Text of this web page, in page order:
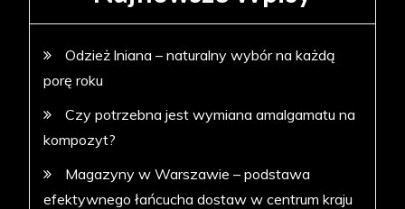
Odzież lniana – naturalny wybór na każdą
porę roku
Czy potrzebna jest wymiana amalgamatu na
kompozyt?
Magazyny w Warszawie – podstawa
efektywnego łańcucha dostaw w centrum kraju